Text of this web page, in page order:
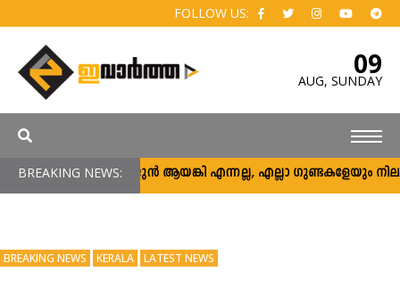
FOLLOW US:
09
AUG, SUNDAY
BREAKING NEWS:അര്‍ജുന്‍ ആയങ്കി എന്നല്ല, എല്ലാ ഗുണ്ടകളേയും നിലയ്ക്ക്
BREAKING NEWS KERALA LATEST NEWS